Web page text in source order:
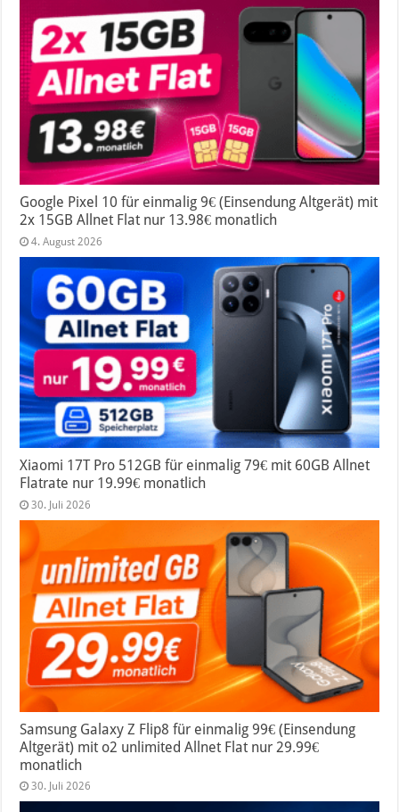
Google Pixel 10 für einmalig 9€ (Einsendung Altgerät) mit
2x 15GB Allnet Flat nur 13.98€ monatlich
4. August 2026
Xiaomi 17T Pro 512GB für einmalig 79€ mit 60GB Allnet
Flatrate nur 19.99€ monatlich
30. Juli 2026
Samsung Galaxy Z Flip8 für einmalig 99€ (Einsendung
Altgerät) mit o2 unlimited Allnet Flat nur 29.99€
monatlich
30. Juli 2026